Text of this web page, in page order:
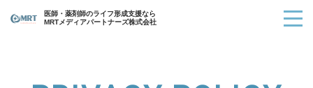
医師・薬剤師のライフ形成支援なら
MRTメディアパートナーズ株式会社